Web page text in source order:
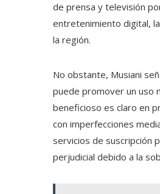
de prensa y televisión
entretenimiento digital,
la región.
No obstante, Musiani
puede promover un uso
beneficioso es claro en
con imperfecciones
servicios de suscripción
perjudicial debido a la